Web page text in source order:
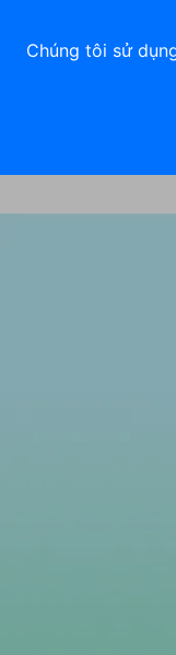
Chúng tôi sử